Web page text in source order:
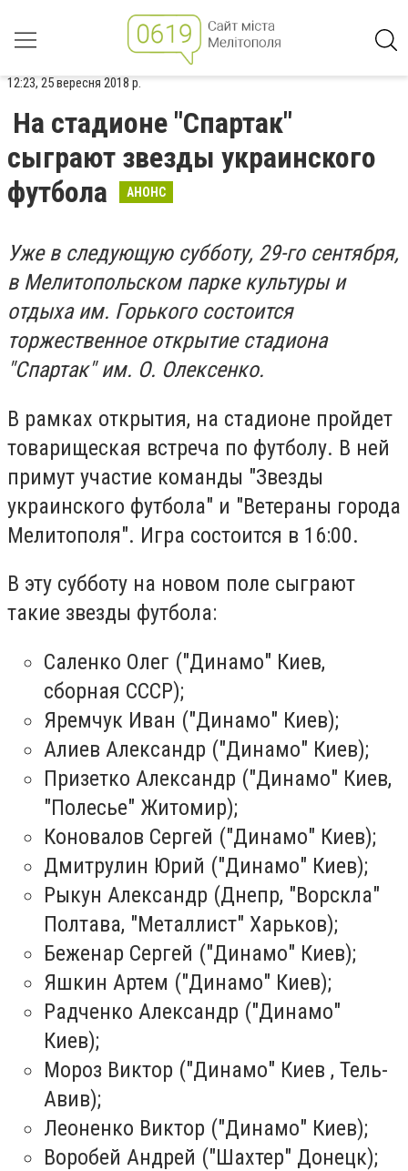
12:23, 25 вересня 2018 р.
На стадионе "Спартак"
сыграют звезды украинского
футбола
АНОНС
Уже в следующую субботу, 29-го сентября,
в Мелитопольском парке культуры и
отдыха им. Горького состоится
торжественное открытие стадиона
"Спартак" им. О. Олексенко.
В рамках открытия, на стадионе пройдет
товарищеская встреча по футболу. В ней
примут участие команды "Звезды
украинского футбола" и "Ветераны города
Мелитополя". Игра состоится в 16:00.
В эту субботу на новом поле сыграют
такие звезды футбола:
Саленко Олег ("Динамо" Киев,
сборная СССР);
Яремчук Иван ("Динамо" Киев);
Алиев Александр ("Динамо" Киев);
Призетко Александр ("Динамо" Киев,
"Полесье" Житомир);
Коновалов Сергей ("Динамо" Киев);
Дмитрулин Юрий ("Динамо" Киев);
Рыкун Александр (Днепр, "Ворскла"
Полтава, "Металлист" Харьков);
Беженар Сергей ("Динамо" Киев);
Яшкин Артем ("Динамо" Киев);
Радченко Александр ("Динамо"
Киев);
Мороз Виктор ("Динамо" Киев , Тель-
Авив);
Леоненко Виктор ("Динамо" Киев);
Воробей Андрей ("Шахтер" Донецк);